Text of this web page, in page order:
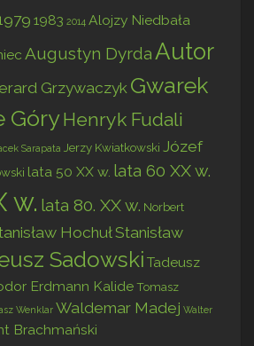
1983 2014 Alojzy Niedbała
Augustyn Dyrda Autor
Grzywaczyk Gwarek
GóryHenryk Fudali
Sarapata Jerzy Kwiatkowski Józef
lata 50 XX w. lata 60 XX w.
w. lata 80. XX w. Norbert
HochułStanisław
Sadowski Tadeusz
Erdmann KalideTomasz
Wenklar Waldemar Madej Walter
Brachmański